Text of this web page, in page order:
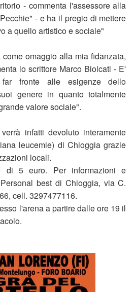
- commenta l'assessore alla
- e ha il pregio di mettere
a quello artistico e sociale"
omaggio alla mia fidanzata,
lo scrittore Marco Biolcati - E'
fronte alle esigenze dello
genere in quanto totalmente
valore sociale".
infatti devoluto interamente
leucemie) di Chioggia grazie
locali.
5 euro. Per informazioni e
best di Chioggia, via C.
cell. 3297477116.
l'arena a partire dalle ore 19 il